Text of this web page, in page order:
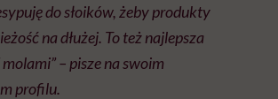
do słoików, żeby produkty
na dłużej. To też najlepsza
– pisze na swoim
profilu.